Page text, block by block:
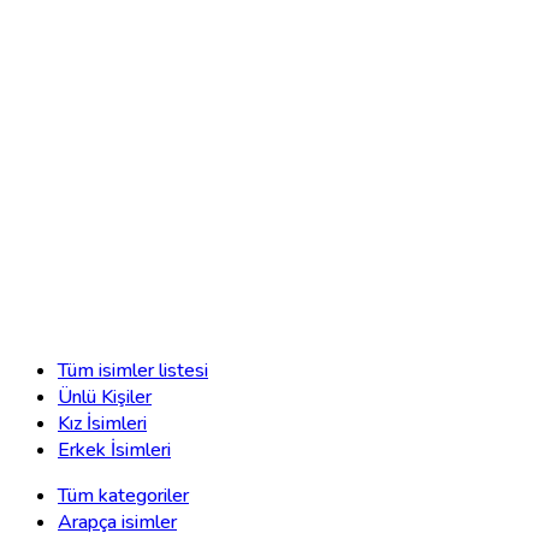
Tüm isimler listesi
Ünlü Kişiler
Kız İsimleri
Erkek İsimleri
Tüm kategoriler
Arapça isimler